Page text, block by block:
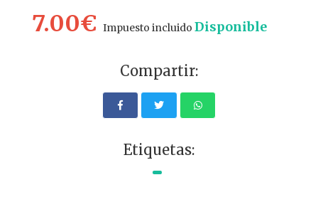
7.00€ Impuesto incluido Disponible
Compartir:
Etiquetas: